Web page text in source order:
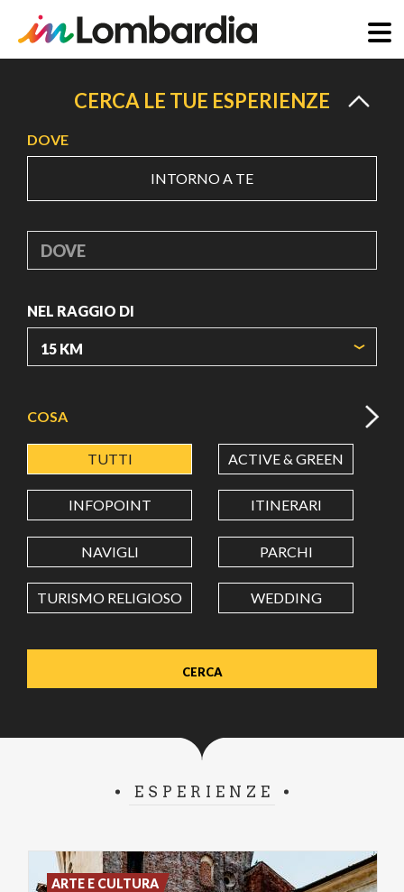
principale
CERCA LE TUE ESPERIENZE
DOVE
INTORNO A TE
DOVE
NEL RAGGIO DI
LATITUDINE
LONGITUDINE
Value in decimal degrees. Use dot (.) as decimal separator.
COSA
TUTTI ACTIVE & GREEN
INFOPOINT ITINERARI
NAVIGLI PARCHI
TURISMO RELIGIOSO WEDDING
ESPERIENZE
ARTE E CULTURA